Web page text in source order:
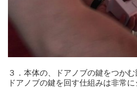
３．本体の、ドアノブの鍵をつかむ
ドアノブの鍵を回す仕組みは非常